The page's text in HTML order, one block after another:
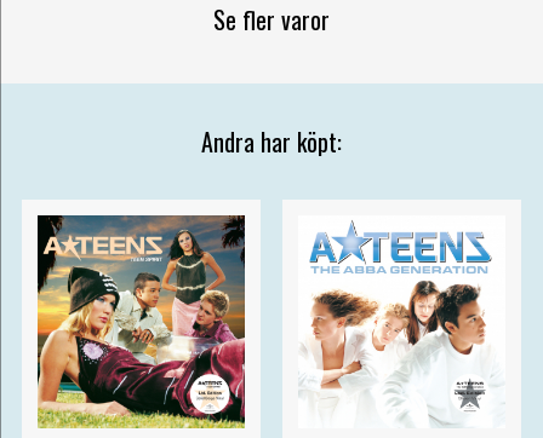
Se fler varor
Andra har köpt: